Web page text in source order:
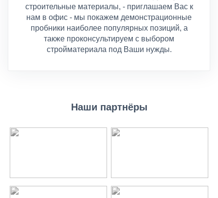
Наши партнёры